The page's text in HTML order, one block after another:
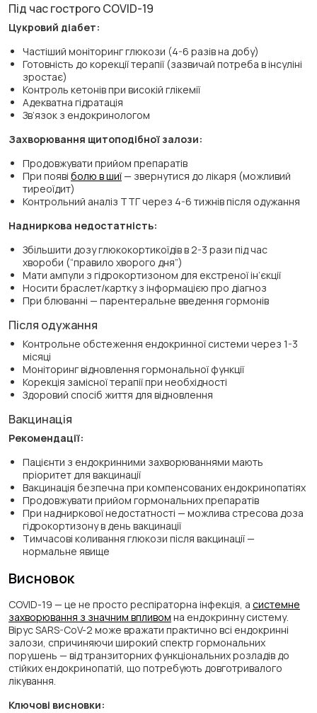
Під час гострого COVID-19
Цукровий діабет:
Частіший моніторинг глюкози (4-6 разів на добу)
Готовність до корекції терапії (зазвичай потреба в інсуліні
зростає)
Контроль кетонів при високій глікемії
Адекватна гідратація
Зв’язок з ендокринологом
Захворювання щитоподібної залози:
Продовжувати прийом препаратів
При появі болю в шиї— звернутися до лікаря (можливий
тиреоїдит)
Контрольний аналіз ТТГ через 4-6 тижнів після одужання
Надниркова недостатність:
Збільшити дозу глюкокортикоїдів в 2-3 рази під час
хвороби (“правило хворого дня”)
Мати ампули з гідрокортизоном для екстреної ін’єкції
Носити браслет/картку з інформацією про діагноз
При блюванні — парентеральне введення гормонів
Після одужання
Контрольне обстеження ендокринної системи через 1-3
місяці
Моніторинг відновлення гормональної функції
Корекція замісної терапії при необхідності
Здоровий спосіб життя для відновлення
Вакцинація
Рекомендації:
Пацієнти з ендокринними захворюваннями мають
пріоритет для вакцинації
Вакцинація безпечна при компенсованих ендокринопатіях
Продовжувати прийом гормональних препаратів
При надниркової недостатності — можлива стресова доза
гідрокортизону в день вакцинації
Тимчасові коливання глюкози після вакцинації —
нормальне явище
Висновок
COVID-19 — це не просто респіраторна інфекція, а системне
захворювання з значним впливом на ендокринну систему.
Вірус SARS-CoV-2 може вражати практично всі ендокринні
залози, спричиняючи широкий спектр гормональних
порушень — від транзиторних функціональних розладів до
стійких ендокринопатій, що потребують довготривалого
лікування.
Ключові висновки: